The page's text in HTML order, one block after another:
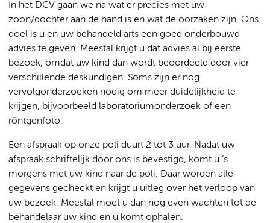
In het DCV gaan we na wat er precies met uw
zoon/dochter aan de hand is en wat de oorzaken zijn. Ons
doel is u en uw behandeld arts een goed onderbouwd
advies te geven. Meestal krijgt u dat advies al bij eerste
bezoek, omdat uw kind dan wordt beoordeeld door vier
verschillende deskundigen. Soms zijn er nog
vervolgonderzoeken nodig om meer duidelijkheid te
krijgen, bijvoorbeeld laboratoriumonderzoek of een
röntgenfoto.
Een afspraak op onze poli duurt 2 tot 3 uur. Nadat uw
afspraak schriftelijk door ons is bevestigd, komt u ’s
morgens met uw kind naar de poli. Daar worden alle
gegevens gecheckt en krijgt u uitleg over het verloop van
uw bezoek. Meestal moet u dan nog even wachten tot de
behandelaar uw kind en u komt ophalen.